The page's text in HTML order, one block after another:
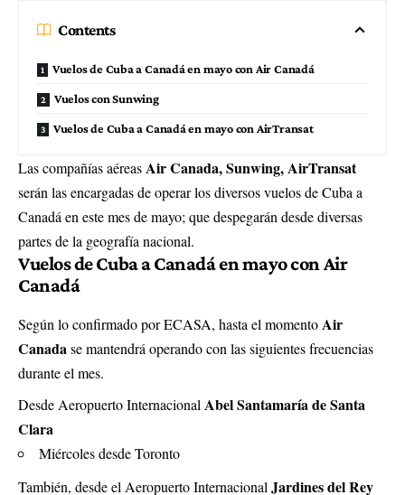
Contents
Vuelos de Cuba a Canadá en mayo con Air Canadá
Vuelos con Sunwing
Vuelos de Cuba a Canadá en mayo con AirTransat
Las compañías aéreasAir Canada,Sunwing, AirTransat
serán las encargadas de operar los diversos vuelos de Cuba a
Canadá en este mes de mayo; que despegarán desde diversas
partes de la geografía nacional.
Vuelos de Cuba a Canadá en mayo con Air
Canadá
Según lo confirmado por ECASA, hasta el momentoAir
Canadase mantendrá operando con las siguientes frecuencias
durante el mes.
Desde Aeropuerto InternacionalAbel Santamaría de Santa
Clara
Miércoles desde Toronto
También, desde el Aeropuerto Internacional Jardines del Rey